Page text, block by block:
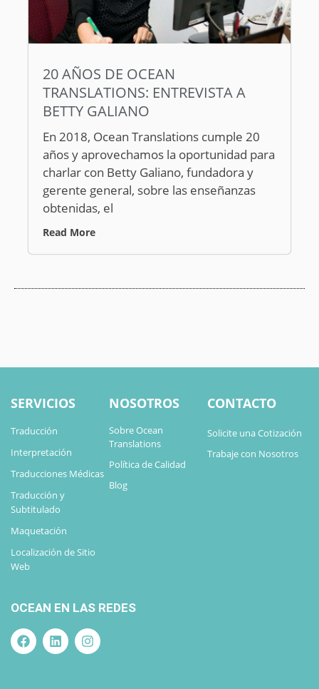
20 AÑOS DE OCEAN
TRANSLATIONS: ENTREVISTA A
BETTY GALIANO
En 2018, Ocean Translations cumple 20
años y aprovechamos la oportunidad para
charlar con Betty Galiano, fundadora y
gerente general, sobre las enseñanzas
obtenidas, el
Read More
SERVICIOS
Traducción
Interpretación
Traducciones Médicas
Traducción y
Subtitulado
Maquetación
Localización de Sitio
Web
NOSOTROS
Sobre Ocean
Translations
Política de Calidad
Blog
CONTACTO
Solicite una Cotización
Trabaje con Nosotros
OCEAN EN LAS REDES